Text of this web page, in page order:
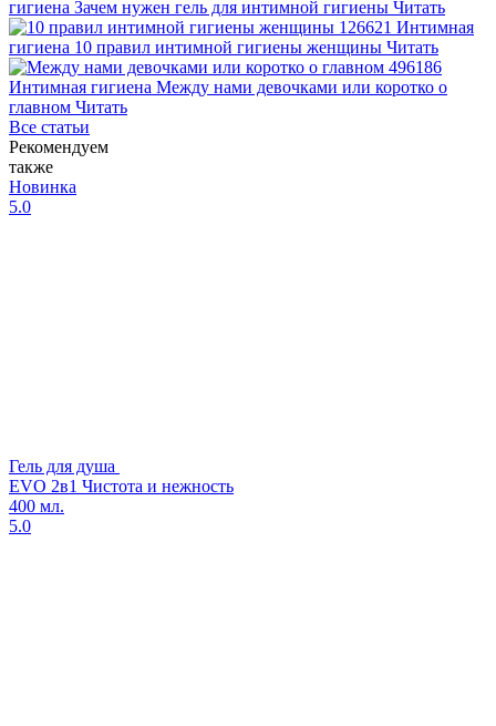
гигиена Зачем нужен гель для интимной гигиены Читать
126621 Интимная
гигиена 10 правил интимной гигиены женщины Читать
496186
Интимная гигиена Между нами девочками или коротко о
главном Читать
Все статьи
Рекомендуем
также
Новинка
5.0
Гель для душа
EVO 2в1 Чистота и нежность
400 мл.
5.0